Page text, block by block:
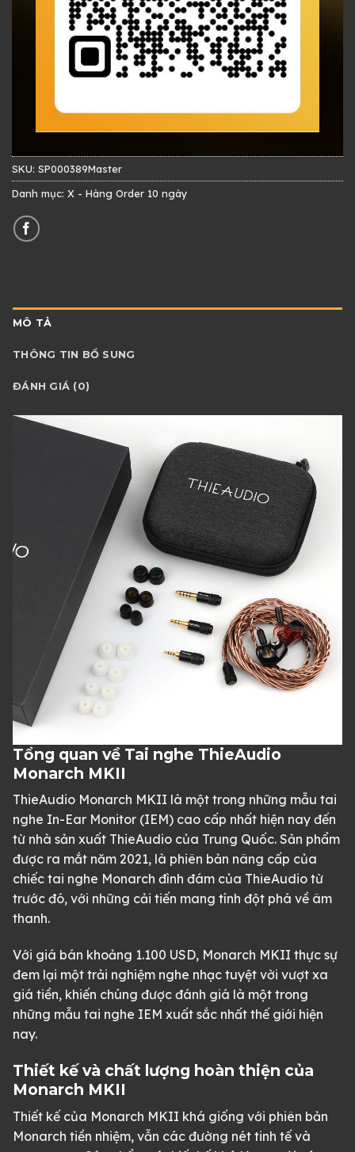
SKU: SP000389Master
Danh mục: X - Hàng Order 10 ngày
MÔ TẢ
THÔNG TIN BỔ SUNG
ĐÁNH GIÁ (0)
Tổng quan về Tai nghe ThieAudio
Monarch MKII
ThieAudio Monarch MKII là một trong những mẫu tai
nghe In-Ear Monitor (IEM) cao cấp nhất hiện nay đến
từ nhà sản xuất ThieAudio của Trung Quốc. Sản phẩm
được ra mắt năm 2021, là phiên bản nâng cấp của
chiếc tai nghe Monarch đình đám của ThieAudio từ
trước đó, với những cải tiến mang tính đột phá về âm
thanh.
Với giá bán khoảng 1.100 USD, Monarch MKII thực sự
đem lại một trải nghiệm nghe nhạc tuyệt vời vượt xa
giá tiền, khiến chúng được đánh giá là một trong
những mẫu tai nghe IEM xuất sắc nhất thế giới hiện
nay.
Thiết kế và chất lượng hoàn thiện của
Monarch MKII
Thiết kế của Monarch MKII khá giống với phiên bản
Monarch tiền nhiệm, vẫn các đường nét tinh tế và